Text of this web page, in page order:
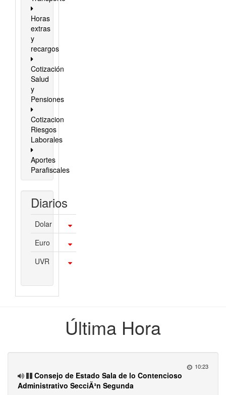
Horas
extras
y
recargos
Cotización
Salud
y
Pensiones
Cotizacion
Riesgos
Laborales
Aportes
Parafiscales
Diarios
Dolar
Euro
UVR
Última Hora
10:23
Consejo de Estado Sala de lo Contencioso
Administrativo SecciÃ³n Segunda